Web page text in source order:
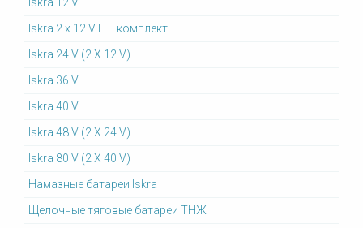
Iskra 2 x 12 V Г – комплект
Iskra 24 V (2 X 12 V)
Iskra 36 V
Iskra 40 V
Iskra 48 V (2 X 24 V)
Iskra 80 V (2 X 40 V)
Намазные батареи Iskra
Щелочные тяговые батареи ТНЖ